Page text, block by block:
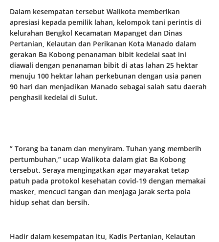
Dalam kesempatan tersebut Walikota memberikan
apresiasi kepada pemilik lahan, kelompok tani perintis di
kelurahan Bengkol Kecamatan Mapanget dan Dinas
Pertanian, Kelautan dan Perikanan Kota Manado dalam
gerakan Ba Kobong penanaman bibit kedelai saat ini
diawali dengan penanaman bibit di atas lahan 25 hektar
menuju 100 hektar lahan perkebunan dengan usia panen
90 hari dan menjadikan Manado sebagai salah satu daerah
penghasil kedelai di Sulut.
” Torang ba tanam dan menyiram. Tuhan yang memberih
pertumbuhan,” ucap Walikota dalam giat Ba Kobong
tersebut. Seraya mengingatkan agar mayarakat tetap
patuh pada protokol kesehatan covid-19 dengan memakai
masker, mencuci tangan dan menjaga jarak serta pola
hidup sehat dan bersih.
Hadir dalam kesempatan itu, Kadis Pertanian, Kelautan